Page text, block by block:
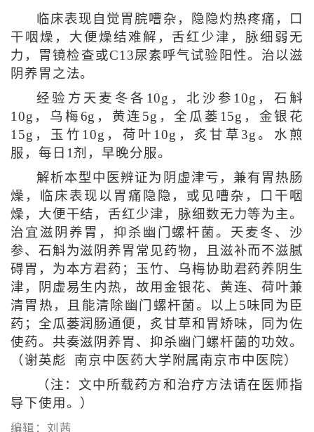
临床表现自觉胃脘嘈杂，隐隐灼热疼痛，口
干咽燥，大便燥结难解，舌红少津，脉细弱无
力，胃镜检查或C13尿素呼气试验阳性。治以滋
阴养胃之法。
经验方天麦冬各10g，北沙参10g，石斛
10g，乌梅6g，黄连5g，全瓜蒌15g，金银花
15g，玉竹10g，荷叶10g，炙甘草3g。水煎
服，每日1剂，早晚分服。
解析本型中医辨证为阴虚津亏，兼有胃热肠
燥，临床表现以胃痛隐隐，或见嘈杂，口干咽
燥，大便干结，舌红少津，脉细数无力等为主。
治宜滋阴养胃，抑杀幽门螺杆菌。天麦冬、沙
参、石斛为滋阴养胃常见药物，且滋补而不滋腻
碍胃，为本方君药；玉竹、乌梅协助君药养阴生
津，阴虚易生内热，故用金银花、黄连、荷叶兼
清胃热，且能清除幽门螺杆菌。以上5味同为臣
药；全瓜蒌润肠通便，炙甘草和胃矫味，同为佐
使药。共奏滋阴养胃、抑杀幽门螺杆菌的功效。
（谢英彪 南京中医药大学附属南京市中医院）
（注：文中所载药方和治疗方法请在医师指
导下使用。）
编辑：刘茜